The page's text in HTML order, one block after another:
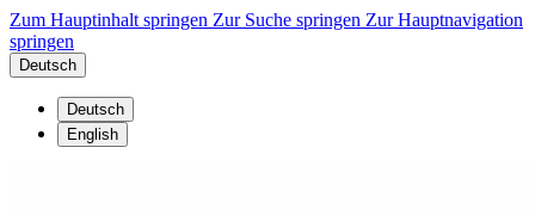
Zum Hauptinhalt springen Zur Suche springen Zur Hauptnavigation
springen
Deutsch
Deutsch
English